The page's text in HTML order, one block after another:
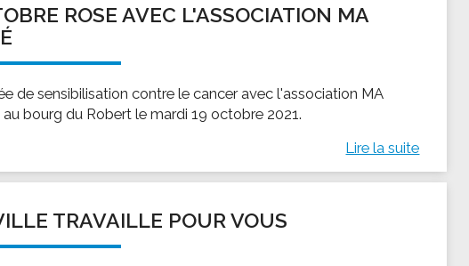
EMPLOI
Le Centre Communal d'Action Social
Antenne Municipale de Développement et de
Epicerie sociale et solidaire "Rayon de Soleil"
locale
et le lycée
de loisirs - ALSH
LE SERVICE CULTURELGuide des activités sportives
ROSE AVEC L'ASSOCIATION MA
de sensibilisation contre le cancer avec l'association MA
bourg du Robert le mardi 19 octobre 2021.
Lire la suite
TRAVAILLE POUR VOUS